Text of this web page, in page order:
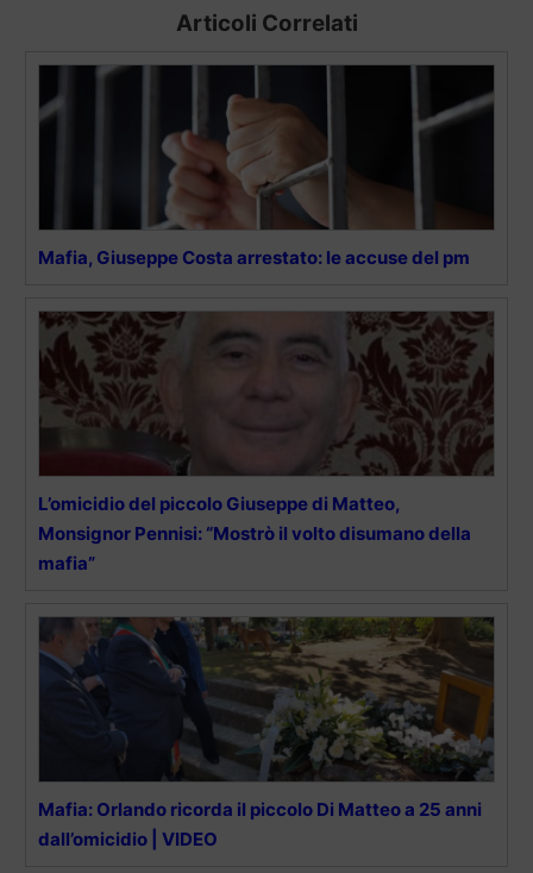
Articoli Correlati
Mafia, Giuseppe Costa arrestato: le accuse del pm
L’omicidio del piccolo Giuseppe di Matteo,
Monsignor Pennisi: “Mostrò il volto disumano della
mafia”
Mafia: Orlando ricorda il piccolo Di Matteo a 25 anni
dall’omicidio | VIDEO